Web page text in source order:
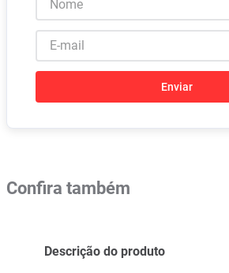
Enviar
Confira também
Descrição do produto